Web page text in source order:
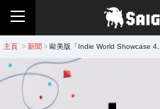
主頁 > 新聞 > 歐美版「Indie World Showcase